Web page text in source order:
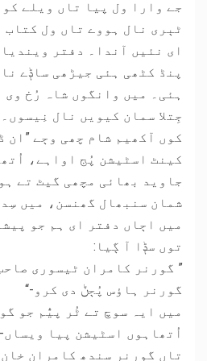
جے وارا ول پیا تاں ویلے
ٹٻری نال ہووے تاں ول کتاب
ای نئیں آندا۔ دفتر
پنڈ کٹھی ہئی جیڑھی ساݙے
ہئی۔ میں وانگوں شاہ رُخ وی
جِتلا سمان کیویں نال
کوں آکھیم شام چھی وڄے ”ان
کینٹ اسٹیشن پُج اواہے،
جاوید بھائی مچھی گیٹ تے
شمان سنبھال گھنسن، میں
میں اڄاں دفتر ای ہم جو
توں سݙا آ ڳیا:
” گورنر کامران ٹیسوری
گورنر ہاﺅس پُڄݨ دی کرو-“
میں ایہ سوچ تے ٹُر پیُّم جو
اُتھاہوں اسٹیشن پیا
تاں گورنر سندھ کامران